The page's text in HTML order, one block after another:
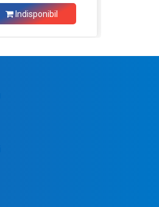
Indisponibil